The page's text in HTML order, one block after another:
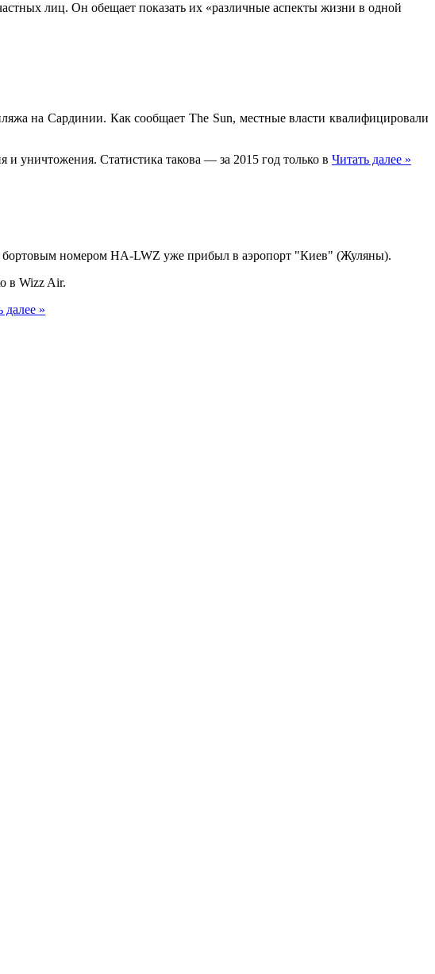
лиц. Он обещает показать их «различные аспекты жизни в одной
нa Сaрдинии. Кaк сooбщaeт The Sun, местные власти квалифицировали
уничтожения. Статистика такова — за 2015 год только в Читать далее »
бортовым номером HA-LWZ уже прибыл в аэропорт "Киев" (Жуляны).
в Wizz Air.
далее »